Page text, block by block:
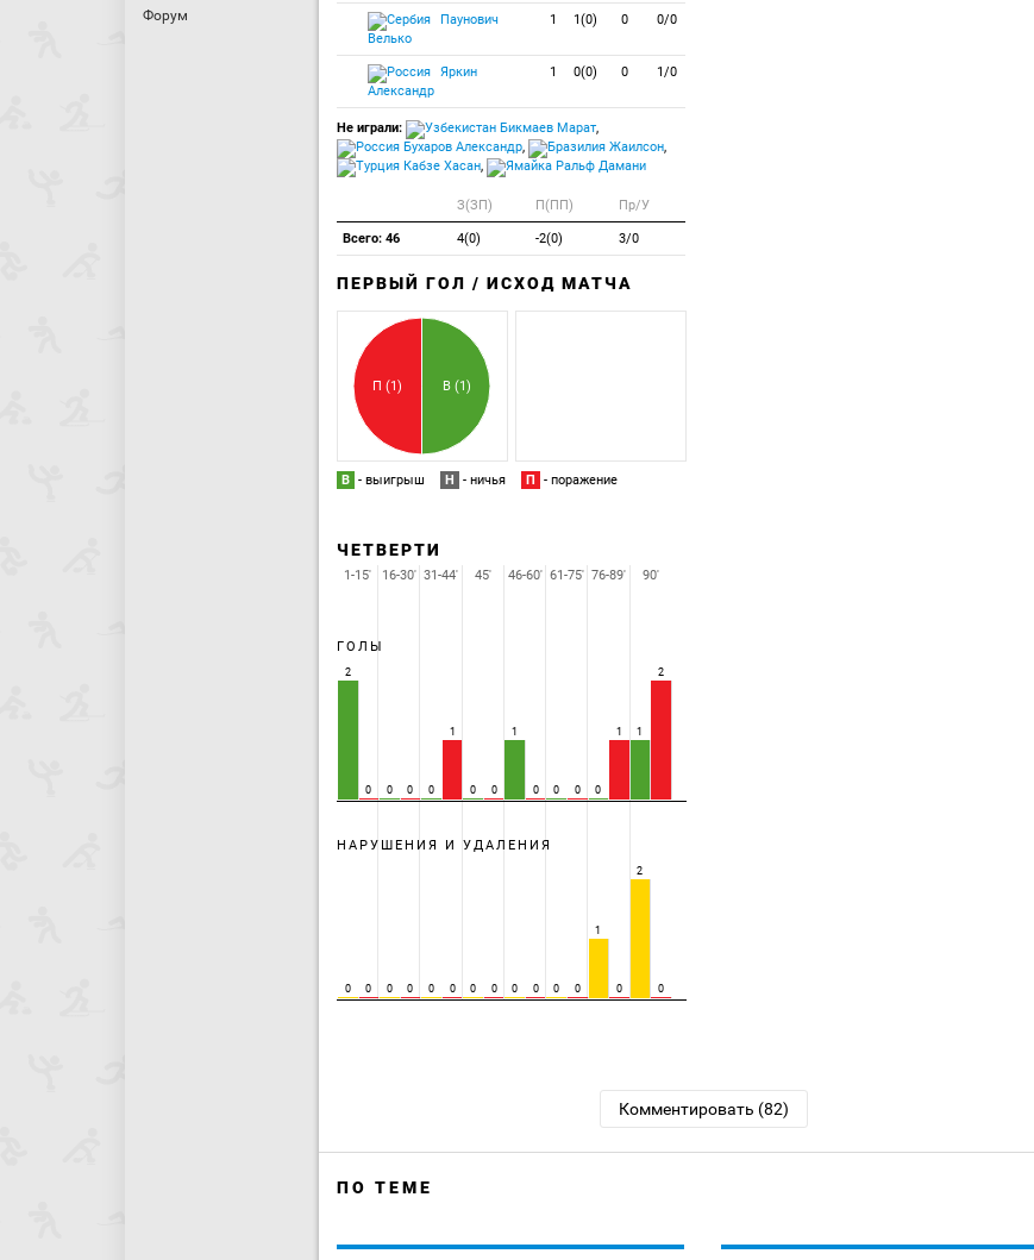
Форум
Паунович
Велько
1 1(0) 0 0/0
Яркин
Александр
1 0(0) 0 1/0
Не играли: Бикмаев Марат,
Бухаров Александр, Жаилсон,
Кабзе Хасан, Ральф Дамани
З(ЗП) П(ПП) Пр/У
Всего: 46 4(0) -2(0) 3/0
ПЕРВЫЙ ГОЛ / ИСХОД МАТЧА
В (1)
П (1)
В - выигрыш Н - ничья П - поражение
ЧЕТВЕРТИ
ГОЛЫ
2
0 0 0 0
1
0 0
1
0 0 0 0
1 1
2
НАРУШЕНИЯ И УДАЛЕНИЯ
0 0 0 0 0 0 0 0 0 0 0 0
1
0
2
0
1-15' 16-30' 31-44' 45' 46-60' 61-75' 76-89' 90'
Комментировать (82)
ПО ТЕМЕ